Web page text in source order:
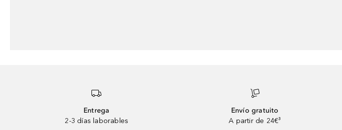
Entrega
2-3 días laborables
Envío gratuito
A partir de 24€³